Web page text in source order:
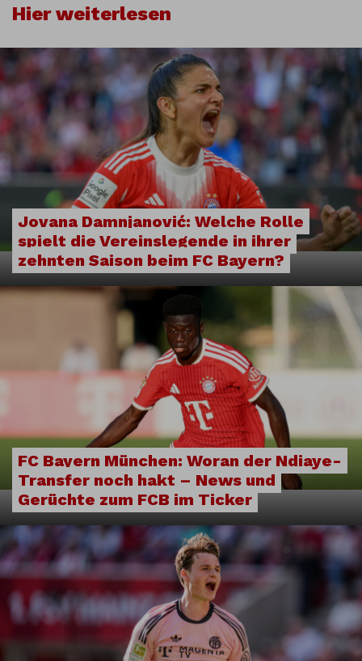
Hier weiterlesen
Jovana Damnjanović: Welche Rolle
spielt die Vereinslegende in ihrer
zehnten Saison beim FC Bayern?
FC Bayern München: Woran der Ndiaye-
Transfer noch hakt – News und
Gerüchte zum FCB im Ticker